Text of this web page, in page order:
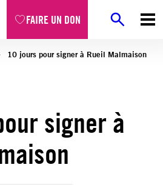
FAIRE UN DON
10 jours pour signer à Rueil Malmaison
signer à